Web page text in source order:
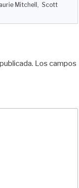
Mitchell, Scott
Los campos